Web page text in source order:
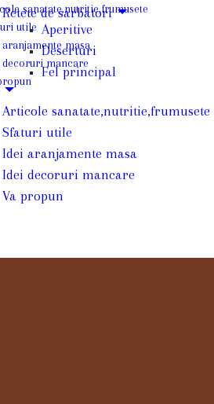
sanatate,nutritie,frumusete
utile
aranjamente masa
decoruri mancare
Retete de sarbatori
Aperitive
Deserturi
Fel principal
Articole sanatate,nutritie,frumusete
Sfaturi utile
Idei aranjamente masa
Idei decoruri mancare
Va propun